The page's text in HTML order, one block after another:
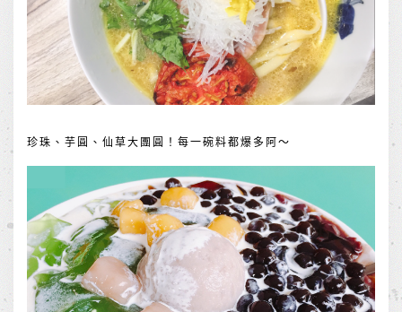
珍珠、芋圓、仙草大團圓！每一碗料都爆多阿～